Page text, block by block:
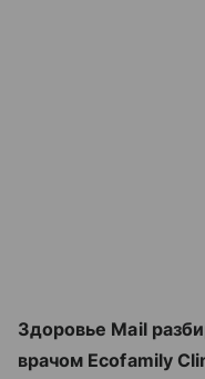
Здоровье Mail
врачом Ecofamily